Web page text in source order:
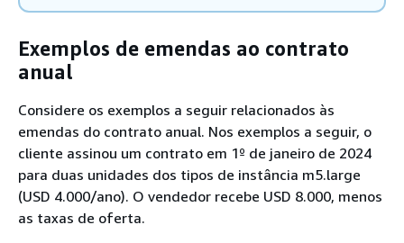
Exemplos de emendas ao contrato
anual
Considere os exemplos a seguir relacionados às
emendas do contrato anual. Nos exemplos a seguir, o
cliente assinou um contrato em 1º de janeiro de 2024
para duas unidades dos tipos de instância m5.large
(USD 4.000/ano). O vendedor recebe USD 8.000, menos
as taxas de oferta.